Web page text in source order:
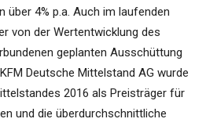
4% p.a. Auch im laufenden
von der Wertentwicklung des
geplanten Ausschüttung
Deutsche Mittelstand AG wurde
2016 als Preisträger für
und die überdurchschnittliche